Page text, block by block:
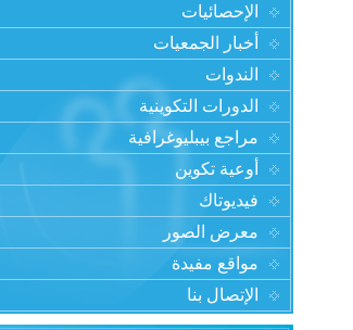
الإحصائيات
أخبار الجمعيات
الندوات
الدورات التكوينية
مراجع بيبليوغرافية
أوعية تكوين
فيديوتاك
معرض الصور
مواقع مفيدة
الإتصال بنا